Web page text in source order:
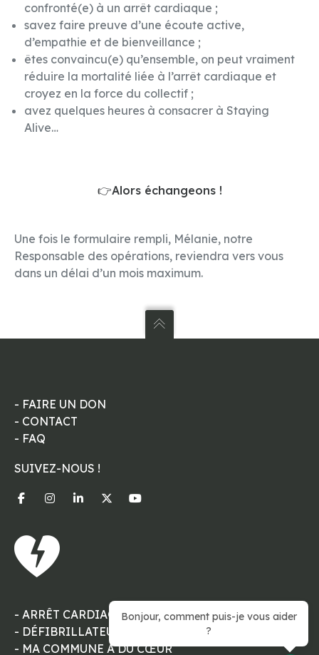
confronté(e) à un arrêt cardiaque ;
savez faire preuve d’une écoute active,
d’empathie et de bienveillance ;
êtes convaincu(e) qu’ensemble, on peut vraiment
réduire la mortalité liée à l’arrêt cardiaque et
croyez en la force du collectif ;
avez quelques heures à consacrer à Staying
Alive…
👉Alors échangeons !
Une fois le formulaire rempli, Mélanie, notre
Responsable des opérations, reviendra vers vous
dans un délai d’un mois maximum.
- FAIRE UN DON
- CONTACT
- FAQ
SUIVEZ-NOUS !
- ARRÊT CARDIAQUE
- DÉFIBRILLATEUR (DAE)
- MA COMMUNE A DU CŒUR
Bonjour, comment puis-je vous aider
?